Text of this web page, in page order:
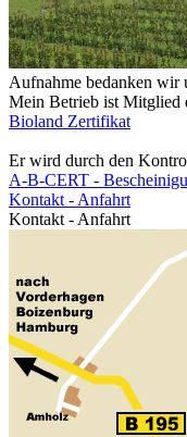
Aufnahme bedanken wir
Mein Betrieb ist Mitglied
Bioland Zertifikat
Er wird durch den
A-B-CERT -
Kontakt - Anfahrt
Kontakt - Anfahrt